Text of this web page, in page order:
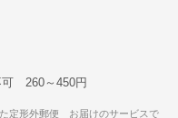
可 260～450円
定形外郵便 お届けのサービスで